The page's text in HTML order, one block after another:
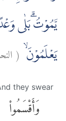
يَّمُوْتُۗ بَلٰى
يَعْلَمُوْنَۙ (
they swear
وَأَقْسَمُوا۟